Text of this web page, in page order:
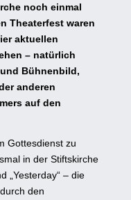
noch einmal
Theaterfest waren
aktuellen
– natürlich
Bühnenbild,
anderen
auf den
Gottesdienst zu
in der Stiftskirche
„Yesterday“ – die
den